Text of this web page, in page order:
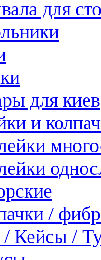
для
для киев
и
/
Кейсы /